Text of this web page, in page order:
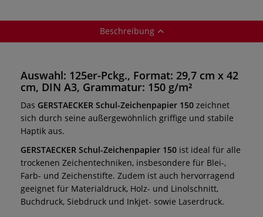
Beschreibung
Auswahl: 125er-Pckg., Format: 29,7 cm x 42
cm, DIN A3, Grammatur: 150 g/m²
Das GERSTAECKER Schul-Zeichenpapier 150 zeichnet
sich durch seine außergewöhnlich griffige und stabile
Haptik aus.
GERSTAECKER Schul-Zeichenpapier 150 ist ideal für alle
trockenen Zeichentechniken, insbesondere für Blei-,
Farb- und Zeichenstifte. Zudem ist auch hervorragend
geeignet für Materialdruck, Holz- und Linolschnitt,
Buchdruck, Siebdruck und Inkjet- sowie Laserdruck.